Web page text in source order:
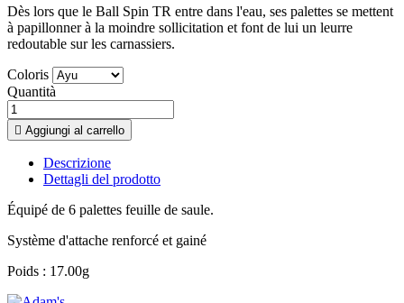
Dès lors que le Ball Spin TR entre dans l'eau, ses palettes se mettent
à papillonner à la moindre sollicitation et font de lui un leurre
redoutable sur les carnassiers.
Coloris
Quantità
 Aggiungi al carrello
Descrizione
Dettagli del prodotto
Équipé de 6 palettes feuille de saule.
Système d'attache renforcé et gainé
Poids : 17.00g